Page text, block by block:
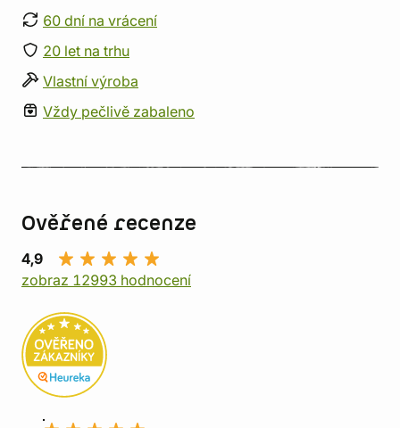
60 dní na vrácení
20 let na trhu
Vlastní výroba
Vždy pečlivě zabaleno
Ověřené recenze
4,9
zobraz 12993 hodnocení